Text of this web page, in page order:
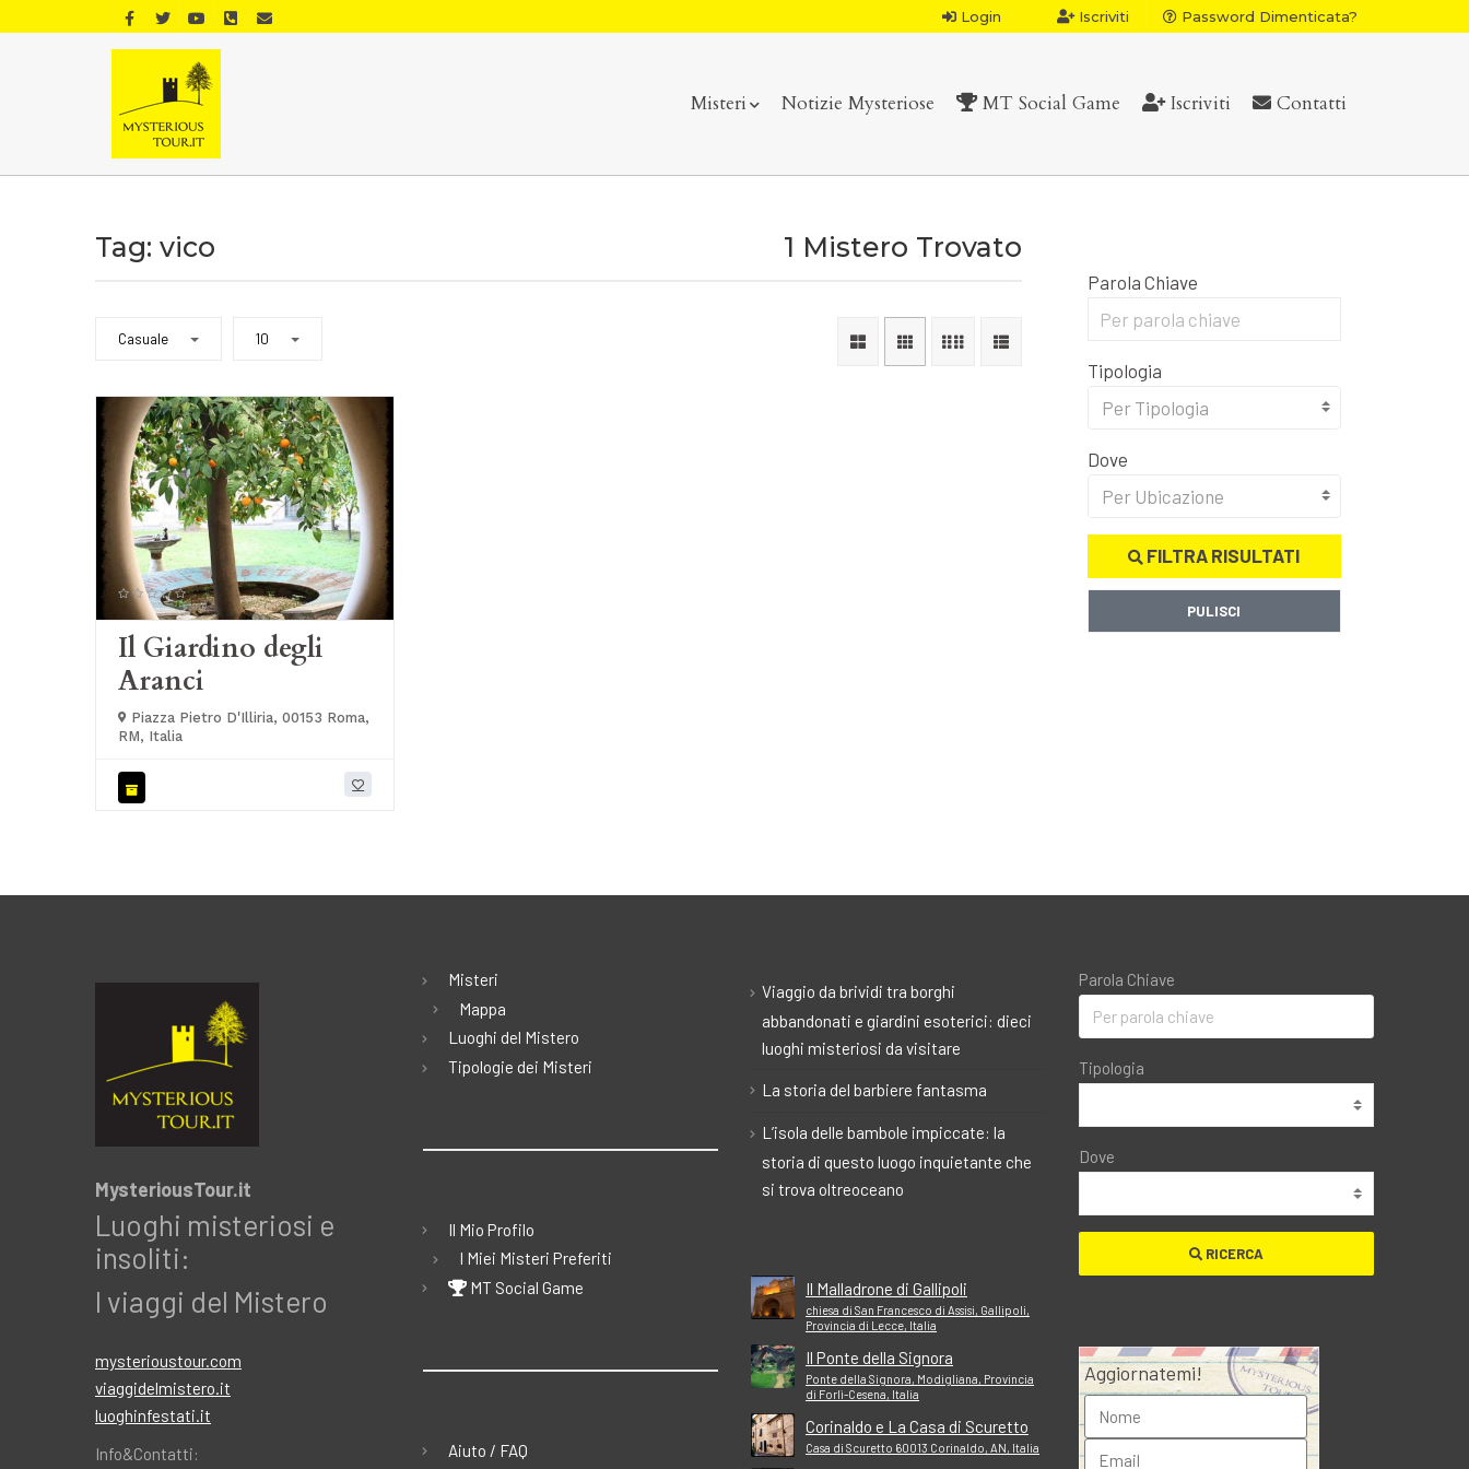
Login Iscriviti Password Dimenticata?
Misteri Notizie Mysteriose MT Social Game Iscriviti Contatti
Tag: vico 1 Mistero Trovato
Casuale 10
Il Giardino degli
Aranci
Piazza Pietro D'Illiria, 00153 Roma,
RM, Italia
Parola Chiave
Tipologia
Per Tipologia
Dove
Per Ubicazione
FILTRA RISULTATI
PULISCI
MysteriousTour.it
Luoghi misteriosi e
insoliti:
I viaggi del Mistero
mysterioustour.com
viaggidelmistero.it
luoghinfestati.it
Info&Contatti:
Misteri
Mappa
Luoghi del Mistero
Tipologie dei Misteri
Il Mio Profilo
I Miei Misteri Preferiti
MT Social Game
Aiuto / FAQ
Viaggio da brividi tra borghi
abbandonati e giardini esoterici: dieci
luoghi misteriosi da visitare
La storia del barbiere fantasma
L’isola delle bambole impiccate: la
storia di questo luogo inquietante che
si trova oltreoceano
Il Malladrone di Gallipoli
chiesa di San Francesco di Assisi, Gallipoli,
Provincia di Lecce, Italia
Il Ponte della Signora
Ponte della Signora, Modigliana, Provincia
di Forlì-Cesena, Italia
Corinaldo e La Casa di Scuretto
Casa di Scuretto 60013 Corinaldo, AN, Italia
Parola Chiave
Tipologia
Dove
RICERCA
Aggiornatemi!